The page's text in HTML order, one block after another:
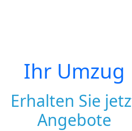
Ihr Umzug
Erhalten Sie
Angebote